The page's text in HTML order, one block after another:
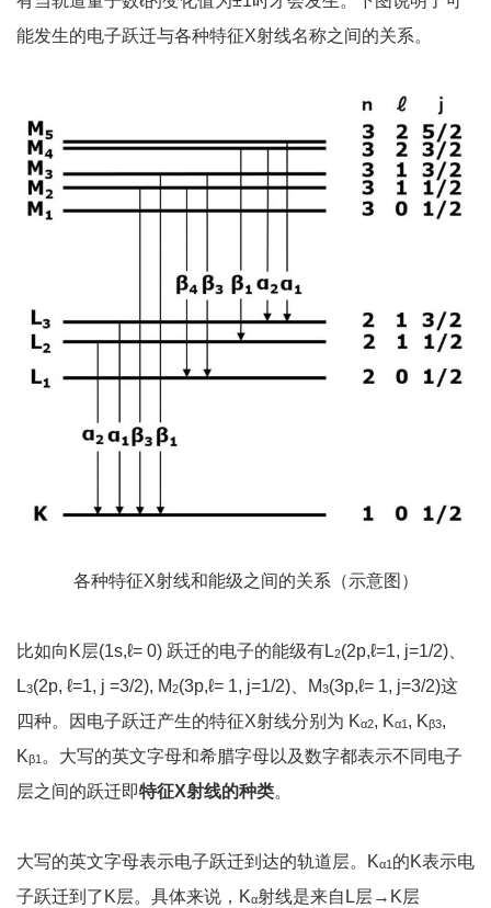
能发生的电子跃迁与各种特征X射线名称之间的关系。
各种特征X射线和能级之间的关系（示意图）
比如向K层(1s,ℓ= 0) 跃迁的电子的能级有L2(2p,ℓ=1, j=1/2)、
L3(2p, ℓ=1, j =3/2), M2(3p,ℓ= 1, j=1/2)、M3(3p,ℓ= 1, j=3/2)这
四种。因电子跃迁产生的特征X射线分别为 Kα2, Kα1 , Kβ3,
Kβ1 。大写的英文字母和希腊字母以及数字都表示不同电子
层之间的跃迁即特征X射线的种类。
大写的英文字母表示电子跃迁到达的轨道层。Kα1 的K表示电
子跃迁到了K层。具体来说，Kα射线是来自L层→K层